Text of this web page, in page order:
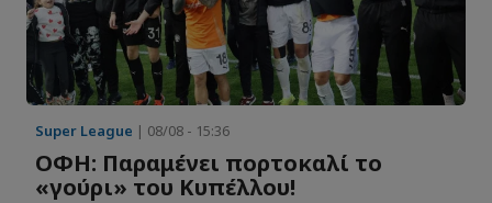
Super League | 08/08 - 15:36
ΟΦΗ: Παραμένει πορτοκαλί το
«γούρι» του Κυπέλλου!